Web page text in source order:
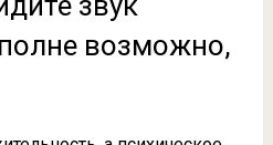
возможно,